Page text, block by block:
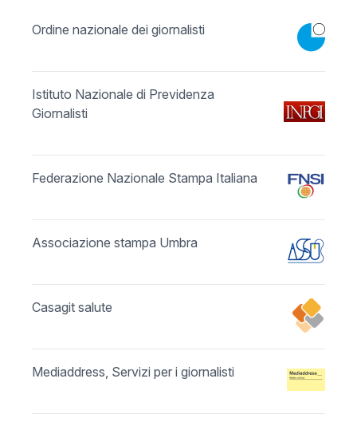
Ordine nazionale dei giornalisti
Istituto Nazionale di Previdenza
Giornalisti
Federazione Nazionale Stampa Italiana
Associazione stampa Umbra
Casagit salute
Mediaddress, Servizi per i giornalisti